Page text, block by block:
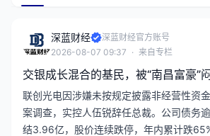
深蓝财经
深蓝财经官方账号
2026-08-07 09:37 · 来自专栏
交银成长混合的基民，被“南昌富豪”
联创光电因涉嫌未按规定披露非经营性资
案调查，实控人伍锐辞任总裁。公司债务
结3.96亿，股价连续跌停，年内累计跌